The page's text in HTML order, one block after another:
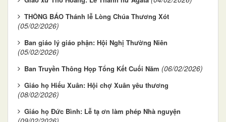
THÔNG BÁO Thánh lễ Lòng Chúa Thương Xót
(05/02/2026)
Ban giáo lý giáo phận: Hội Nghị Thường Niên
(05/02/2026)
Ban Truyền Thông Họp Tổng Kết Cuối Năm (06/02/2026)
Giáo họ Hiếu Xuân: Hội chợ Xuân yêu thương
(08/02/2026)
Giáo họ Đức Bình: Lễ tạ ơn làm phép Nhà nguyện